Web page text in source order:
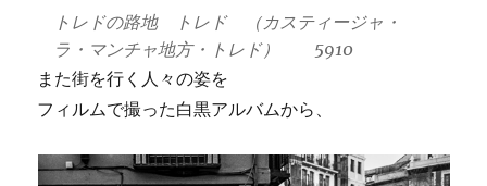
トレドの路地 トレド （カスティージャ・
ラ・マンチャ地方・トレド） 5910
また街を行く人々の姿を
フィルムで撮った白黒アルバムから、